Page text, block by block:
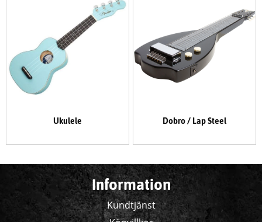
Ukulele Dobro / Lap Steel
Information
Kundtjänst